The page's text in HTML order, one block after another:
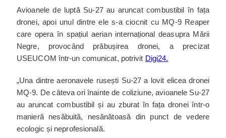
Avioanele de luptă Su-27 au aruncat combustibil în fața
dronei, apoi unul dintre ele s-a ciocnit cu MQ-9 Reaper
care opera în spațiul aerian internațional deasupra Mării
Negre, provocând prăbușirea dronei, a precizat
USEUCOM într-un comunicat, potrivit Digi24.
„Una dintre aeronavele rusești Su-27 a lovit elicea dronei
MQ-9. De câteva ori înainte de coliziune, avioanele Su-27
au aruncat combustibil și au zburat în fața dronei într-o
manieră nesăbuită, nesănătoasă din punct de vedere
ecologic și neprofesională.